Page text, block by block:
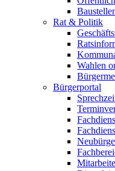
Rat & Politik
Wahlen
Bürgerportal